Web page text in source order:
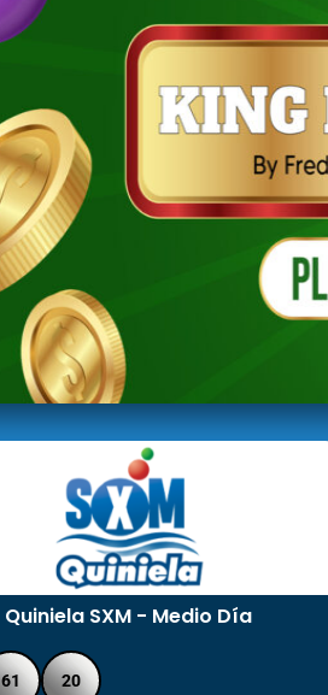
Quiniela SXM - Medio Día
61 20